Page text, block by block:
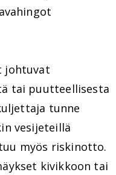
johtuvat
tai puutteellisesta
tunne
vesijeteillä
myös riskinotto.
kivikkoon tai